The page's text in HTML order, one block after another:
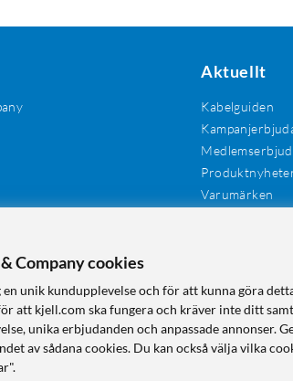
Aktuellt
Kabelguiden
Varumärken
Company cookies
unik kundupplevelse och för att kunna göra
att kjell.com ska fungera och kräver inte ditt
unika erbjudanden och anpassade annonser.
av sådana cookies. Du kan också välja vilka